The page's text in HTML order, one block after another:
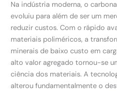
Na indústria moderna, o
evoluiu para além de ser um
reduzir custos. Com o rápido
materiais poliméricos, a
minerais de baixo custo em
alto valor agregado tornou-se
ciência dos materiais. A
alterou fundamentalmente o